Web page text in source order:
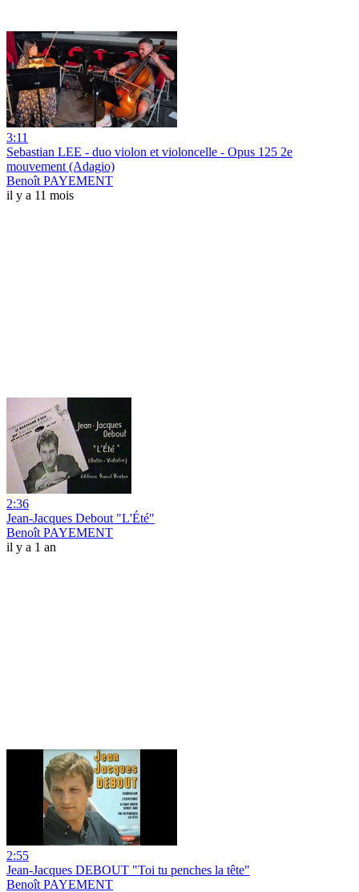
3:11
Sebastian LEE - duo violon et violoncelle - Opus 125 2e
mouvement (Adagio)
Benoît PAYEMENT
il y a 11 mois
2:36
Jean-Jacques Debout "L'Été"
Benoît PAYEMENT
il y a 1 an
2:55
Jean-Jacques DEBOUT "Toi tu penches la tête"
Benoît PAYEMENT